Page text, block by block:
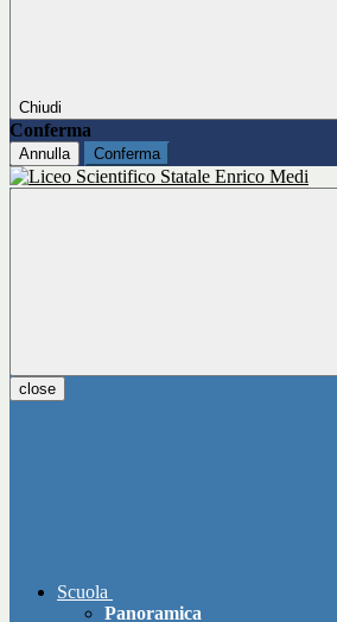
Chiudi
Conferma
Annulla Conferma
close
Scuola
Panoramica